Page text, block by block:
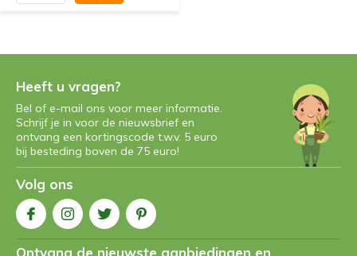
Heeft u vragen?
Bel of e-mail ons voor meer informatie.
Schrijf je in voor de nieuwsbrief en
ontvang een kortingscode t.w.v. 5 euro
bij besteding boven de 75 euro!
Volg ons
Ontvang de nieuwste aanbiedingen en